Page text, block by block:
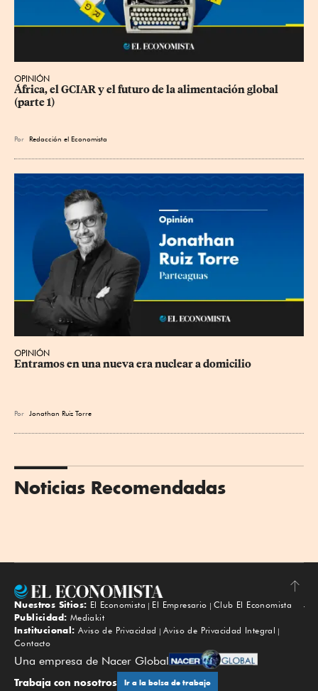
OPINIÓN
África, el GCIAR y el futuro de la alimentación global
(parte 1)
Por Redacción el Economista
OPINIÓN
Entramos en una nueva era nuclear a domicilio
Por Jonathan Ruiz Torre
Noticias Recomendadas
Subir
Nuestros Sitios: El Economista El Empresario
Club El Economista
Publicidad: Mediakit
Institucional: Aviso de Privacidad
Aviso de Privacidad Integral
Contacto
Una empresa de Nacer Global
Trabaja con nosotros Ir a la bolsa de trabajo